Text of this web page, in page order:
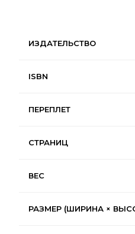
ИЗДАТЕЛЬСТВО
ISBN
ПЕРЕПЛЕТ
СТРАНИЦ
ВЕС
РАЗМЕР (ШИРИНА ×